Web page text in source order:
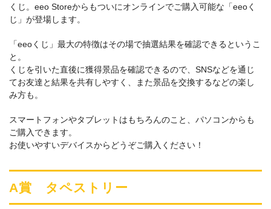
くじ。eeo Storeからもついにオンラインでご購入可能な「eeoく
じ」が登場します。
「eeoくじ」最大の特徴はその場で抽選結果を確認できるというこ
と。
くじを引いた直後に獲得景品を確認できるので、SNSなどを通じ
てお友達と結果を共有しやすく、また景品を交換するなどの楽し
み方も。
スマートフォンやタブレットはもちろんのこと、パソコンからも
ご購入できます。
お使いやすいデバイスからどうぞご購入ください！
A賞 タペストリー